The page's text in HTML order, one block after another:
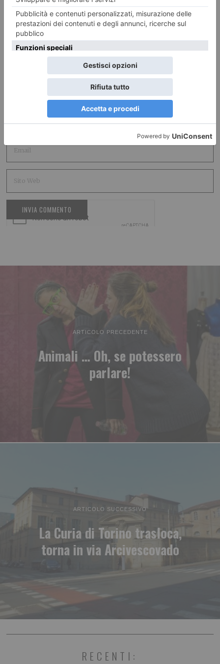
ARTICOLO PRECEDENTE
Animali … Oh, se potessero
parlare!
ARTICOLO SUCCESSIVO
La Curia di Torino trasloca,
torna in via Arcivescovado
RECENTI: